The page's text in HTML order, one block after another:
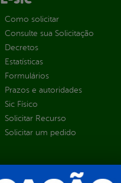
Como solicitar
Consulte sua Solicitação
Decretos
Estatísticas
Formulários
Prazos e autoridades
Sic Físico
Solicitar Recurso
Solicitar um pedido